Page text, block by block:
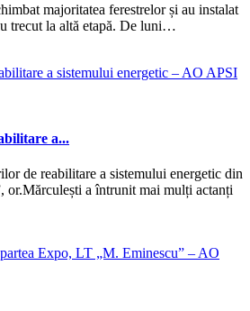
majoritatea ferestrelor și au instalat
trecut la altă etapă. De luni…
a...
de reabilitare a sistemului energetic din
or.Mărculești a întrunit mai mulți actanți